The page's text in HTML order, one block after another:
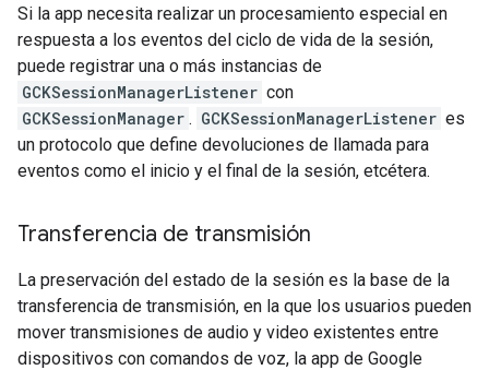
Si la app necesita realizar un procesamiento especial en
respuesta a los eventos del ciclo de vida de la sesión,
puede registrar una o más instancias de
GCKSessionManagerListener con
GCKSessionManager . GCKSessionManagerListener es
un protocolo que define devoluciones de llamada para
eventos como el inicio y el final de la sesión, etcétera.
Transferencia de transmisión
La preservación del estado de la sesión es la base de la
transferencia de transmisión, en la que los usuarios pueden
mover transmisiones de audio y video existentes entre
dispositivos con comandos de voz, la app de Google